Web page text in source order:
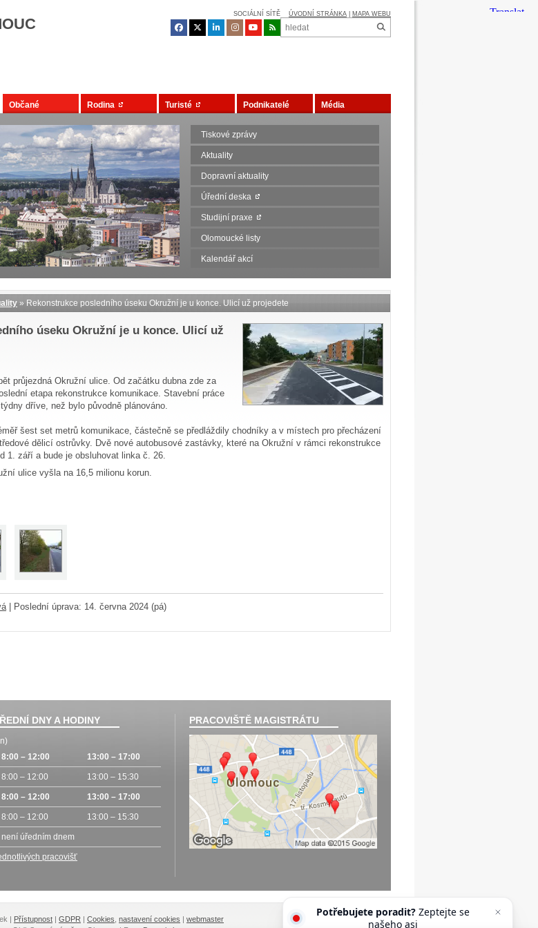
SOCIÁLNÍ SÍTĚ ÚVODNÍ STRÁNKA MAPA WEBU
Občané Rodina Turisté Podnikatelé Média
Tiskové zprávy
Aktuality
Dopravní aktuality
Úřední deska
Studijní praxe
Olomoucké listy
Kalendář akcí
» Rekonstrukce posledního úseku Okružní je u konce. Ulicí už projedete
úseku Okružní je u konce. Ulicí už
průjezdná Okružní ulice. Od začátku dubna zde za
etapa rekonstrukce komunikace. Stavební práce
dříve, než bylo původně plánováno.
šest set metrů komunikace, částečně se předláždily chodníky a v místech pro přecházení
dělicí ostrůvky. Dvě nové autobusové zastávky, které na Okružní v rámci rekonstrukce
1. září a bude je obsluhovat linka č. 26.
ulice vyšla na 16,5 milionu korun.
| Poslední úprava: 14. června 2024 (pá)
DNY A HODINY
8:00 – 12:00 13:00 – 17:00
8:00 – 12:00 13:00 – 15:30
8:00 – 12:00 13:00 – 17:00
8:00 – 12:00 13:00 – 15:30
není úředním dnem
pracovišť
PRACOVIŠTĚ MAGISTRÁTU
| Přístupnost | GDPR | Cookies nastavení cookies | webmaster
Potřebujete poradit?Zeptejte se
našeho asistenta Oldy.